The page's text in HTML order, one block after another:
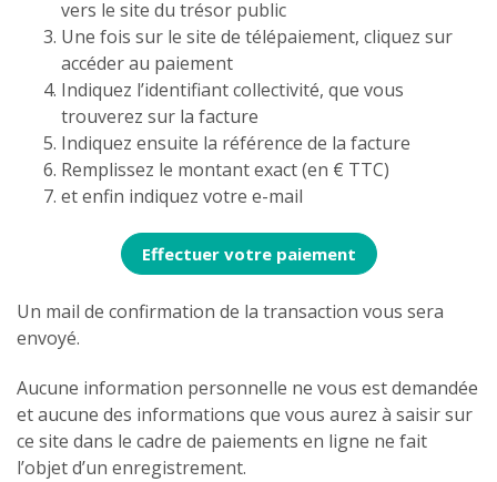
vers le site du trésor public
Une fois sur le site de télépaiement, cliquez sur
accéder au paiement
Indiquez l’identifiant collectivité, que vous
trouverez sur la facture
Indiquez ensuite la référence de la facture
Remplissez le montant exact (en € TTC)
et enfin indiquez votre e-mail
Effectuer votre paiement
Un mail de confirmation de la transaction vous sera
envoyé.
Aucune information personnelle ne vous est demandée
et aucune des informations que vous aurez à saisir sur
ce site dans le cadre de paiements en ligne ne fait
l’objet d’un enregistrement.